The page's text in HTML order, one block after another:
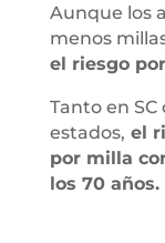
Aunque los
menos
el riesgo
Tanto en
estados, el
por milla
los 70 años.